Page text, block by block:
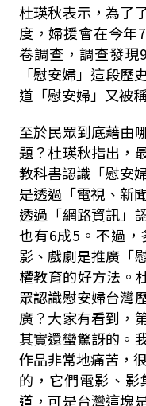
杜瑛秋表示，為了
度，婦援會在今年
卷調查，調查發現
「慰安婦」這段歷
道「慰安婦」又被
至於民眾到底藉由
題？杜瑛秋指出，
教科書認識「慰安
是透過「電視、新
透過「網路資訊」
也有6成5。不過
影、戲劇是推廣「
權教育的好方法。
眾認識慰安婦台灣
廣？大家有看到，
其實還蠻驚訝的。
作品非常地痛苦，
的，它們電影、
道，可是台灣這塊